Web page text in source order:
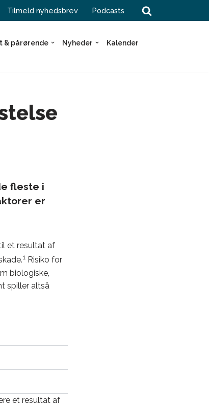
Tilmeld nyhedsbrev Podcasts
& pårørende Nyheder
Kalender
fleste i
er
et resultat af
1 Risiko for
biologiske,
spiller altså
et resultat af